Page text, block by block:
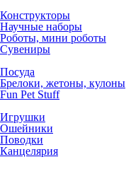
Конструкторы
Научные наборы
Роботы, мини роботы
Сувениры
Посуда
Брелоки, жетоны, кулоны
Fun Pet Stuff
Игрушки
Ошейники
Поводки
Канцелярия